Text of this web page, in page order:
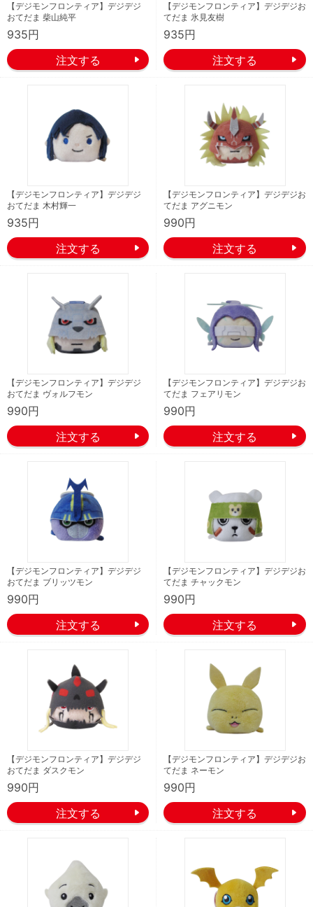
【デジモンフロンティア】デジデジ
おてだま 柴山純平
935円
【デジモンフロンティア】デジデジお
てだま 氷見友樹
935円
【デジモンフロンティア】デジデジ
おてだま 木村輝一
935円
【デジモンフロンティア】デジデジお
てだま アグニモン
990円
【デジモンフロンティア】デジデジ
おてだま ヴォルフモン
990円
【デジモンフロンティア】デジデジお
てだま フェアリモン
990円
【デジモンフロンティア】デジデジ
おてだま ブリッツモン
990円
【デジモンフロンティア】デジデジお
てだま チャックモン
990円
【デジモンフロンティア】デジデジ
おてだま ダスクモン
990円
【デジモンフロンティア】デジデジお
てだま ネーモン
990円